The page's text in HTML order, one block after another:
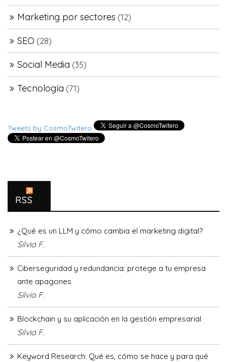
Marketing por sectores (12)
SEO (28)
Social Media (35)
Tecnología (71)
Tweets by CosmoTwitero
RSS
¿Qué es un LLM y cómo cambia el marketing digital?
Silvia F.
Ciberseguridad y redundancia: protege a tu empresa
ante apagones
Silvia F.
Blockchain y su aplicación en la gestión empresarial
Silvia F.
Keyword Research: Qué es, cómo se hace y para qué